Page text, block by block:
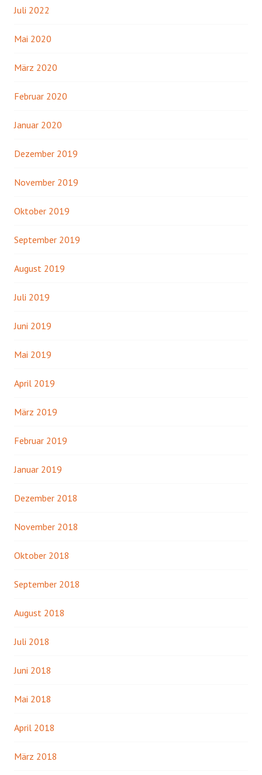
Juli 2022
Mai 2020
März 2020
Februar 2020
Januar 2020
Dezember 2019
November 2019
Oktober 2019
September 2019
August 2019
Juli 2019
Juni 2019
Mai 2019
April 2019
März 2019
Februar 2019
Januar 2019
Dezember 2018
November 2018
Oktober 2018
September 2018
August 2018
Juli 2018
Juni 2018
Mai 2018
April 2018
März 2018